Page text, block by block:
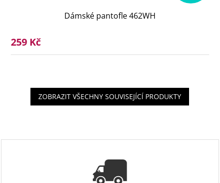
Dámské pantofle 462WH
259 Kč
ZOBRAZIT VŠECHNY SOUVISEJÍCÍ PRODUKTY